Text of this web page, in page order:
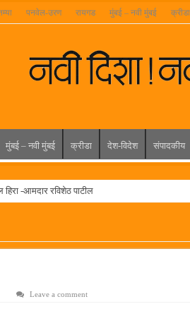
पनवेल-उरण रायगड मुंबई – नवी मुंबई क्रीडा
मुंबई – नवी मुंबई क्रीडा देश-विदेश संपादकीय
-आमदार रविशेठ पाटील
मुख्य प्रशासकीय कार्यालयासह भव्य मूट कोर्टचे बुधवारी
Leave a comment